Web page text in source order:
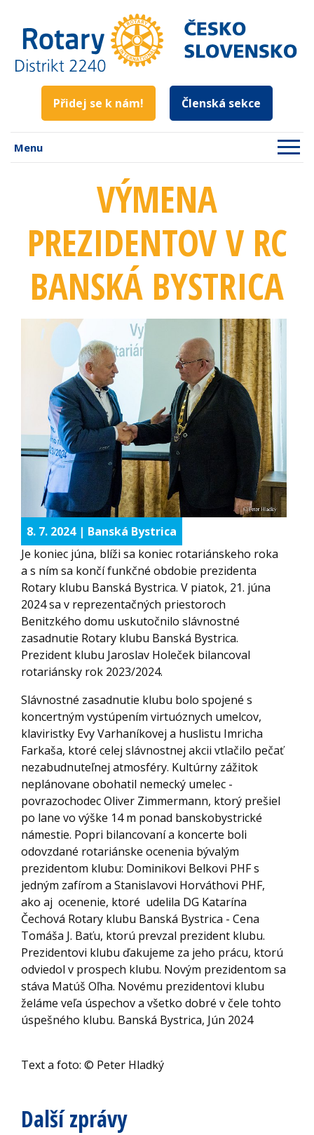
Přidej se k nám! Členská sekce
Menu
VÝMENA
PREZIDENTOV V RC
BANSKÁ BYSTRICA
8. 7. 2024 | Banská Bystrica
Je koniec júna, blíži sa koniec rotariánskeho roka
a s ním sa končí funkčné obdobie prezidenta
Rotary klubu Banská Bystrica. V piatok, 21. júna
2024 sa v reprezentačných priestoroch
Benitzkého domu uskutočnilo slávnostné
zasadnutie Rotary klubu Banská Bystrica.
Prezident klubu Jaroslav Holeček bilancoval
rotariánsky rok 2023/2024.
Slávnostné zasadnutie klubu bolo spojené s
koncertným vystúpením virtuóznych umelcov,
klaviristky Evy Varhaníkovej a huslistu Imricha
Farkaša, ktoré celej slávnostnej akcii vtlačilo pečať
nezabudnuteľnej atmosféry. Kultúrny zážitok
neplánovane obohatil nemecký umelec -
povrazochodec Oliver Zimmermann, ktorý prešiel
po lane vo výške 14 m ponad banskobystrické
námestie. Popri bilancovaní a koncerte boli
odovzdané rotariánske ocenenia bývalým
prezidentom klubu: Dominikovi Belkovi PHF s
jedným zafírom a Stanislavovi Horváthovi PHF,
ako aj ocenenie, ktoré udelila DG Katarína
Čechová Rotary klubu Banská Bystrica - Cena
Tomáša J. Baťu, ktorú prevzal prezident klubu.
Prezidentovi klubu ďakujeme za jeho prácu, ktorú
odviedol v prospech klubu. Novým prezidentom sa
stáva Matúš Oľha. Novému prezidentovi klubu
želáme veľa úspechov a všetko dobré v čele tohto
úspešného klubu. Banská Bystrica, Jún 2024
Text a foto: © Peter Hladký
Další zprávy